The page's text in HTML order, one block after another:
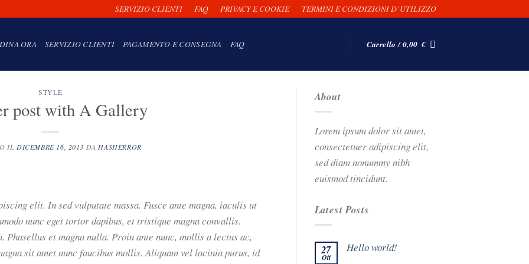
SERVIZIO CLIENTI FAQ PRIVACY E COOKIE TERMINI E CONDIZIONI D’UTILIZZO
ORA SERVIZIO CLIENTI PAGAMENTO E CONSEGNA FAQ Carrello /0,00 €
STYLE
post with A Gallery
IL DICEMBRE 16, 2013 DA HASHERROR
elit. In sed vulputate massa. Fusce ante magna, iaculis ut
nunc eget tortor dapibus, et tristique magna convallis.
Phasellus et magna nulla. Proin ante nunc, mollis a lectus ac,
sit amet nunc faucibus mollis. Aliquam vel lacinia purus, id
About
Lorem ipsum dolor sit amet,
consectetuer adipiscing elit,
sed diam nonummy nibh
euismod tincidunt.
Latest Posts
27
Ott
Hello world!